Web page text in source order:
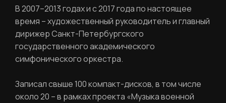
В 2007–2013 годах и с 2017 года по настоящее
время – художественный руководитель и главный
дирижер Санкт-Петербургского
государственного академического
симфонического оркестра.
Записал свыше 100 компакт-дисков, в том числе
около 20 – в рамках проекта «Музыка военной
Вход в личный кабинет